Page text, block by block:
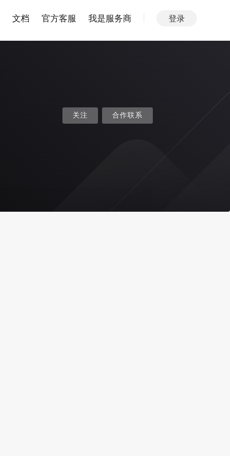
文档 官方客服 我是服务商 登录
关注 合作联系